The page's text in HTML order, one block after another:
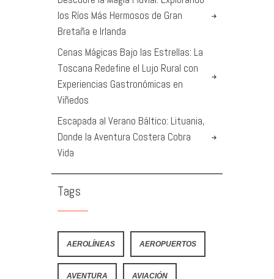
los Ríos Más Hermosos de Gran
Bretaña e Irlanda
Cenas Mágicas Bajo las Estrellas: La
Toscana Redefine el Lujo Rural con
Experiencias Gastronómicas en
Viñedos
Escapada al Verano Báltico: Lituania,
Donde la Aventura Costera Cobra
Vida
Tags
AEROLÍNEAS AEROPUERTOS
AVENTURA AVIACIÓN